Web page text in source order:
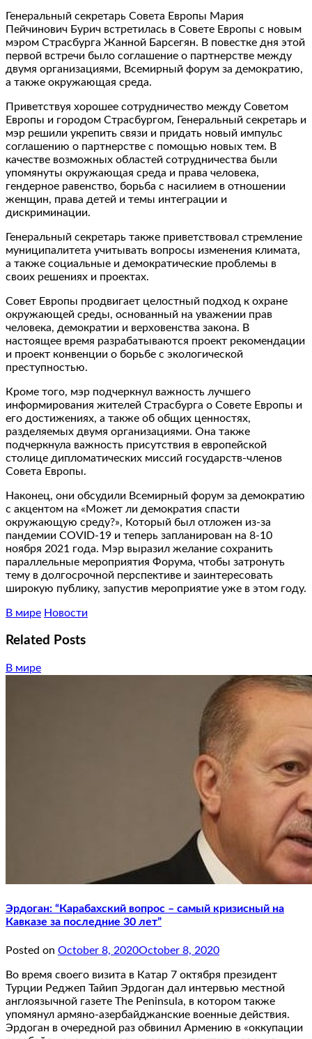
Генеральный секретарь Совета Европы Мария
Пейчинович Бурич встретилась в Совете Европы с новым
мэром Страсбурга Жанной Барсегян. В повестке дня этой
первой встречи было соглашение о партнерстве между
двумя организациями, Всемирный форум за демократию,
а также окружающая среда.
Приветствуя хорошее сотрудничество между Советом
Европы и городом Страсбургом, Генеральный секретарь и
мэр решили укрепить связи и придать новый импульс
соглашению о партнерстве с помощью новых тем. В
качестве возможных областей сотрудничества были
упомянуты окружающая среда и права человека,
гендерное равенство, борьба с насилием в отношении
женщин, права детей и темы интеграции и
дискриминации.
Генеральный секретарь также приветствовал стремление
муниципалитета учитывать вопросы изменения климата,
а также социальные и демократические проблемы в
своих решениях и проектах.
Совет Европы продвигает целостный подход к охране
окружающей среды, основанный на уважении прав
человека, демократии и верховенства закона. В
настоящее время разрабатываются проект рекомендации
и проект конвенции о борьбе с экологической
преступностью.
Кроме того, мэр подчеркнул важность лучшего
информирования жителей Страсбурга о Совете Европы и
его достижениях, а также об общих ценностях,
разделяемых двумя организациями. Она также
подчеркнула важность присутствия в европейской
столице дипломатических миссий государств-членов
Совета Европы.
Наконец, они обсудили Всемирный форум за демократию
с акцентом на «Может ли демократия спасти
окружающую среду?», Который был отложен из-за
пандемии COVID-19 и теперь запланирован на 8-10
ноября 2021 года. Мэр выразил желание сохранить
параллельные мероприятия Форума, чтобы затронуть
тему в долгосрочной перспективе и заинтересовать
широкую публику, запустив мероприятие уже в этом году.
В мире Новости
Related Posts
В мире
Эрдоган: “Карабахский вопрос – самый кризисный на
Кавказе за последние 30 лет”
Posted on October 8, 2020October 8, 2020
Во время своего визита в Катар 7 октября президент
Турции Реджеп Тайип Эрдоган дал интервью местной
англоязычной газете The Peninsula, в котором также
упомянул армяно-азербайджанские военные действия.
Эрдоган в очередной раз обвинил Армению в «оккупации